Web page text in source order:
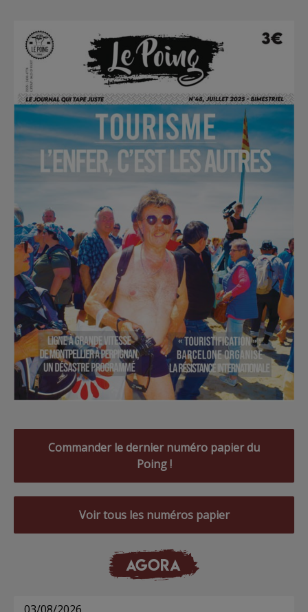
Commander le dernier numéro papier du
Poing !
Voir tous les numéros papier
AGORA